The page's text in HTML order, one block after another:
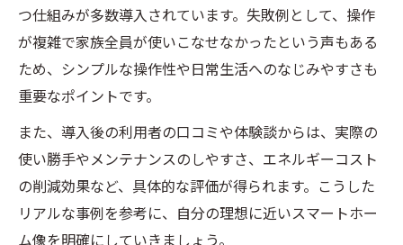
つ仕組みが多数導入されています。失敗例として、操作
が複雑で家族全員が使いこなせなかったという声もある
ため、シンプルな操作性や日常生活へのなじみやすさも
重要なポイントです。
また、導入後の利用者の口コミや体験談からは、実際の
使い勝手やメンテナンスのしやすさ、エネルギーコスト
の削減効果など、具体的な評価が得られます。こうした
リアルな事例を参考に、自分の理想に近いスマートホー
ム像を明確にしていきましょう。